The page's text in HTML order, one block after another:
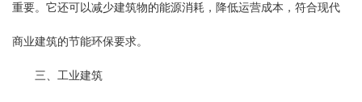
重要。它还可以减少建筑物的能源消耗，降低运营成本，符合现代
商业建筑的节能环保要求。
三、工业建筑